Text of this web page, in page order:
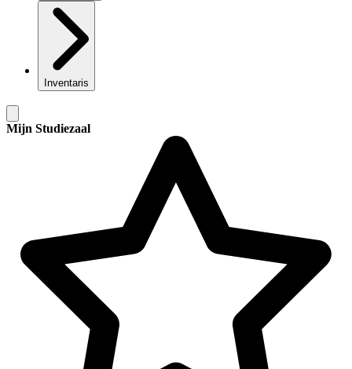
Inventaris
Mijn Studiezaal